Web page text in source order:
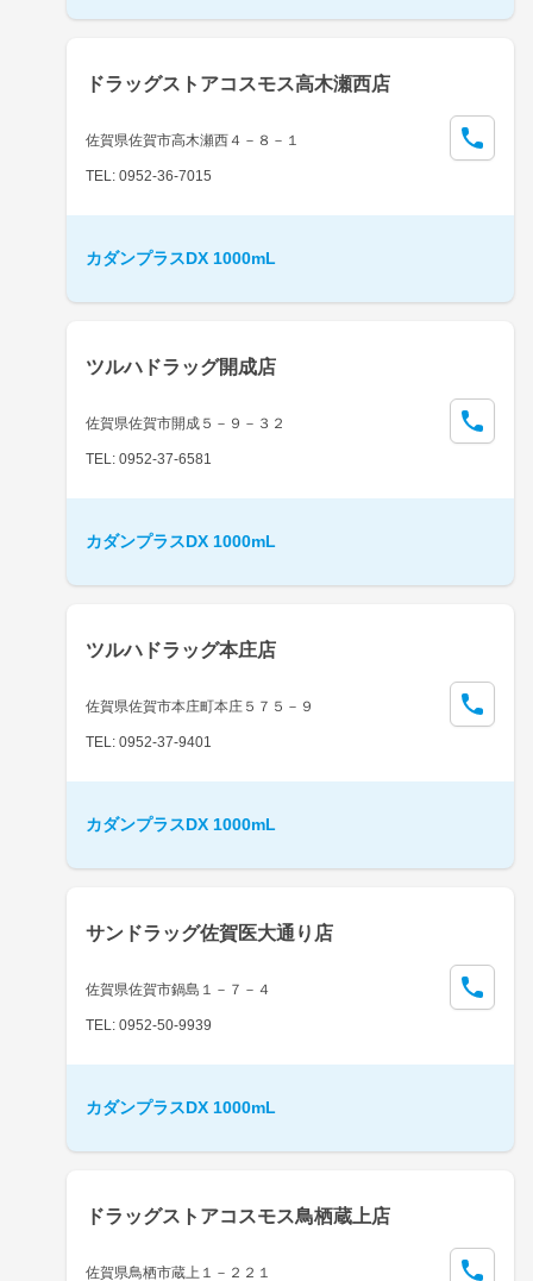
ドラッグストアコスモス高木瀬西店
佐賀県佐賀市高木瀬西４－８－１
TEL: 0952-36-7015
カダンプラスDX 1000mL
ツルハドラッグ開成店
佐賀県佐賀市開成５－９－３２
TEL: 0952-37-6581
カダンプラスDX 1000mL
ツルハドラッグ本庄店
佐賀県佐賀市本庄町本庄５７５－９
TEL: 0952-37-9401
カダンプラスDX 1000mL
サンドラッグ佐賀医大通り店
佐賀県佐賀市鍋島１－７－４
TEL: 0952-50-9939
カダンプラスDX 1000mL
ドラッグストアコスモス鳥栖蔵上店
佐賀県鳥栖市蔵上１－２２１